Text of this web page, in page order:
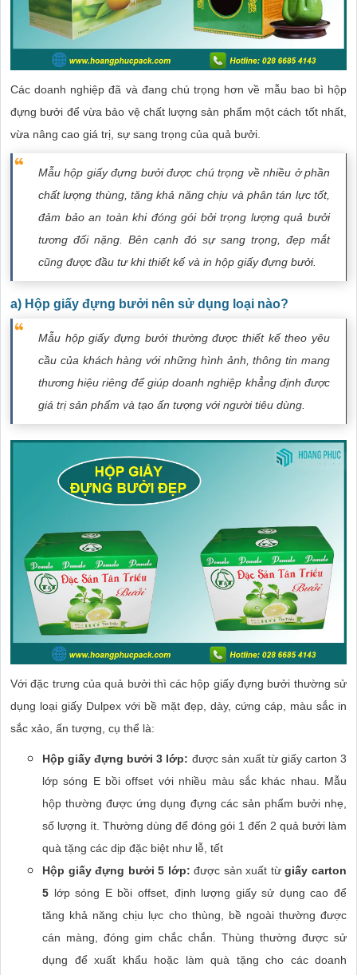
Các doanh nghiệp đã và đang chú trọng hơn về mẫu bao bì hộp
đựng bưởi để vừa bảo vệ chất lượng sản phẩm một cách tốt nhất,
vừa nâng cao giá trị, sự sang trọng của quả bưởi.
Mẫu hộp giấy đựng bưởi được chú trọng về nhiều ở phần
chất lượng thùng, tăng khả năng chịu và phân tán lực tốt,
đảm bảo an toàn khi đóng gói bởi trọng lượng quả bưởi
tương đối nặng. Bên cạnh đó sự sang trọng, đẹp mắt
cũng được đầu tư khi thiết kế và in hộp giấy đựng bưởi.
a) Hộp giấy đựng bưởi nên sử dụng loại nào?
Mẫu hộp giấy đựng bưởi thường được thiết kế theo yêu
cầu của khách hàng với những hình ảnh, thông tin mang
thương hiệu riêng để giúp doanh nghiệp khẳng định được
giá trị sản phẩm và tạo ấn tượng với người tiêu dùng.
Với đặc trưng của quả bưởi thì các hộp giấy đựng bưởi thường sử
dụng loại giấy Dulpex với bề mặt đẹp, dày, cứng cáp, màu sắc in
sắc xảo, ấn tượng, cụ thể là:
Hộp giấy đựng bưởi 3 lớp: được sản xuất từ giấy carton 3
lớp sóng E bồi offset với nhiều màu sắc khác nhau. Mẫu
hộp thường được ứng dụng đựng các sản phẩm bưởi nhẹ,
số lượng ít. Thường dùng để đóng gói 1 đến 2 quả bưởi làm
quà tặng các dịp đặc biệt như lễ, tết
Hộp giấy đựng bưởi 5 lớp: được sản xuất từgiấy carton
5 lớp sóng E bồi offset, định lượng giấy sử dụng cao để
tăng khả năng chịu lực cho thùng, bề ngoài thường được
cán màng, đóng gim chắc chắn. Thùng thường được sử
dụng để xuất khẩu hoặc làm quà tặng cho các doanh